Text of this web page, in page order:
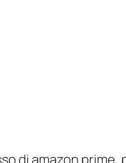
di amazon